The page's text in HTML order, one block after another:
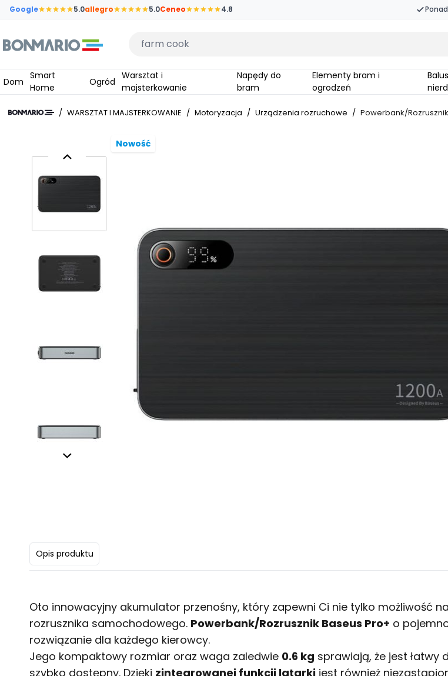
Przejdź do głównej zawartości strony
Google 5.0allegro 5.0Ceneo 4.8
Wpisz czego szukasz
Dom
Smart
Home
Ogród
Warsztat i
majsterkowanie
Napędy do
bram
Elementy bram i
ogrodzeń
Balustrady
/ WARSZTAT I MAJSTERKOWANIE / Motoryzacja / Urządzenia rozruchowe / Powerbank/
Opis produktu
Oto innowacyjny akumulator przenośny, który zapewni Ci nie tylko możliwość
rozrusznika samochodowego. Powerbank/Rozrusznik Baseus Pro+ o
rozwiązanie dla każdego kierowcy.
Jego kompaktowy rozmiar oraz waga zaledwie 0.6 kg sprawiają, że jest
szybko dostępny. Dzięki zintegrowanej funkcji latarki jest również
Nowość